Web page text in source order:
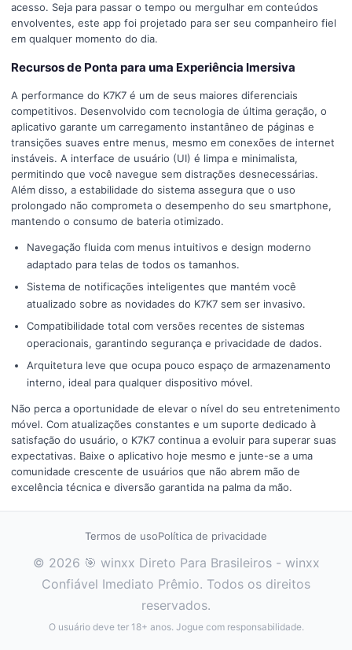
acesso. Seja para passar o tempo ou mergulhar em conteúdos
envolventes, este app foi projetado para ser seu companheiro fiel
em qualquer momento do dia.
Recursos de Ponta para uma Experiência Imersiva
A performance do K7K7 é um de seus maiores diferenciais
competitivos. Desenvolvido com tecnologia de última geração, o
aplicativo garante um carregamento instantâneo de páginas e
transições suaves entre menus, mesmo em conexões de internet
instáveis. A interface de usuário (UI) é limpa e minimalista,
permitindo que você navegue sem distrações desnecessárias.
Além disso, a estabilidade do sistema assegura que o uso
prolongado não comprometa o desempenho do seu smartphone,
mantendo o consumo de bateria otimizado.
Navegação fluida com menus intuitivos e design moderno
adaptado para telas de todos os tamanhos.
Sistema de notificações inteligentes que mantém você
atualizado sobre as novidades do K7K7 sem ser invasivo.
Compatibilidade total com versões recentes de sistemas
operacionais, garantindo segurança e privacidade de dados.
Arquitetura leve que ocupa pouco espaço de armazenamento
interno, ideal para qualquer dispositivo móvel.
Não perca a oportunidade de elevar o nível do seu entretenimento
móvel. Com atualizações constantes e um suporte dedicado à
satisfação do usuário, o K7K7 continua a evoluir para superar suas
expectativas. Baixe o aplicativo hoje mesmo e junte-se a uma
comunidade crescente de usuários que não abrem mão de
excelência técnica e diversão garantida na palma da mão.
Termos de usoPolítica de privacidade
© 2026 🎯 winxx Direto Para Brasileiros - winxx
Confiável Imediato Prêmio. Todos os direitos
reservados.
O usuário deve ter 18+ anos. Jogue com responsabilidade.